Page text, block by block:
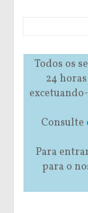
Todos os
24
Consulte
Para
para o